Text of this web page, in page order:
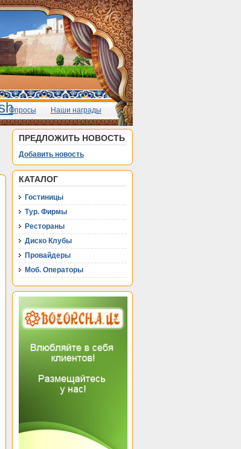
Опросы Наши награды
ПРЕДЛОЖИТЬ НОВОСТЬ
Добавить новость
КАТАЛОГ
Гостиницы
Тур. Фирмы
Рестораны
Диско Клубы
Провайдеры
Моб. Операторы